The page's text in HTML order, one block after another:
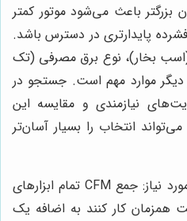
باعث می‌شود موتور کمتر
پایدارتری در دسترس باشد.
بخار)، نوع برق مصرفی (تک
موارد مهم است. جستجو در
نیازمندی و مقایسه این
انتخاب را بسیار آسان‌تر
محاسبه دقیق دبی هوا مورد نیاز: جمع CFM تمام ابزارهای
همزمان کار کنند به اضافه یک